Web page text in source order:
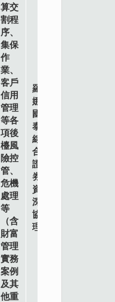
算交
割程
序、
集保
作
業、
客戶
信用
管理
等各
項後
檯風
險控
管、
危機
處理
等
（含
財富
管理
實務
案例
及其
他重
羅
娜
國
泰
綜
合
證
券
資
深
協
理